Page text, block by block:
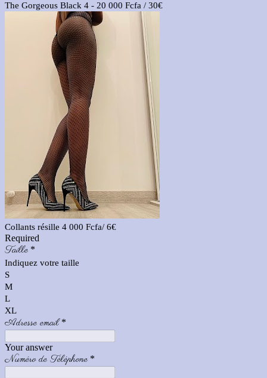
The Gorgeous Black 4 - 20 000 Fcfa / 30€
Collants résille 4 000 Fcfa/ 6€
Required
Taille *
Indiquez votre taille
S
M
L
XL
Adresse email*
Your answer
Numéro de Téléphone *